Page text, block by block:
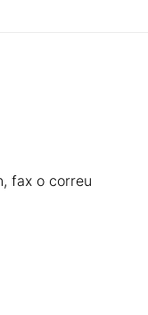
fax o correu